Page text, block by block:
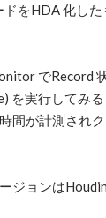
ドをHDA 化し
でRecord
を実行してみ
間が計測され
ジョンは